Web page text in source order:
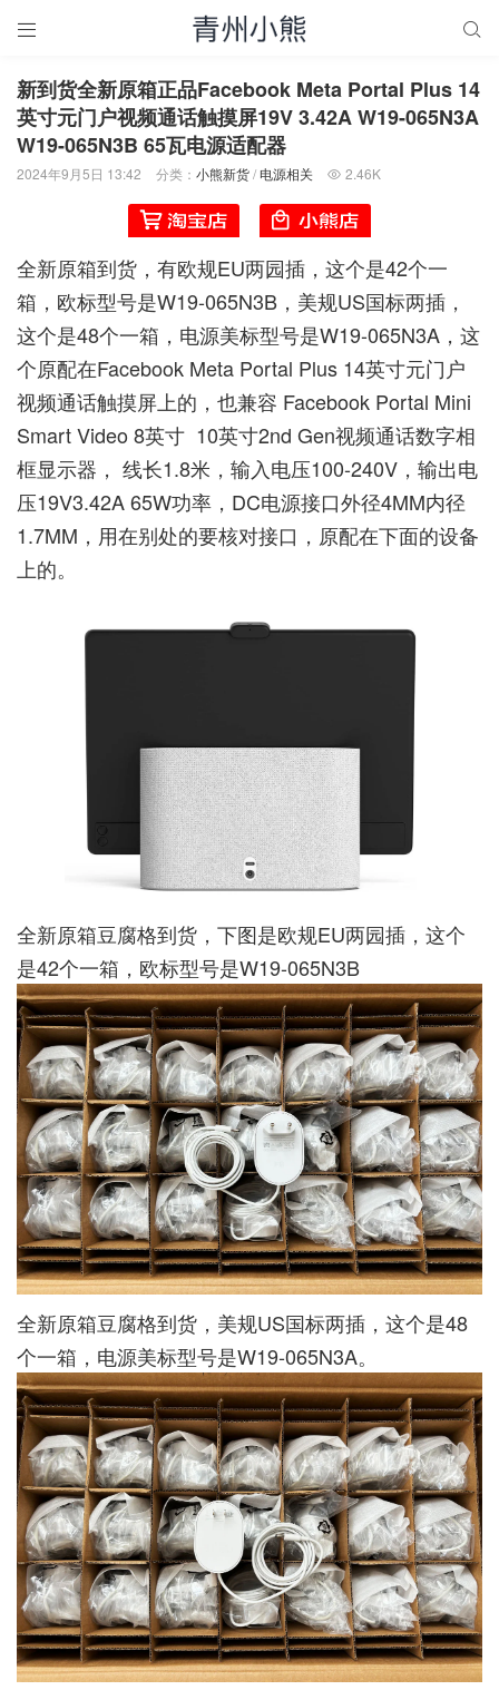
 
新到货全新原箱正品Facebook Meta Portal Plus 14
英寸元门户视频通话触摸屏19V 3.42A W19-065N3A
W19-065N3B 65瓦电源适配器
2024年9月5日 13:42 分类： 小熊新货/ 电源相关  2.46K
全新原箱到货，有欧规EU两园插，这个是42个一
箱，欧标型号是W19-065N3B，美规US国标两插，
这个是48个一箱，电源美标型号是W19-065N3A，这
个原配在Facebook Meta Portal Plus 14英寸元门户
视频通话触摸屏上的，也兼容 Facebook Portal Mini
Smart Video 8英寸 10英寸2nd Gen视频通话数字相
框显示器， 线长1.8米，输入电压100-240V，输出电
压19V3.42A 65W功率，DC电源接口外径4MM内径
1.7MM，用在别处的要核对接口，原配在下面的设备
上的。
全新原箱豆腐格到货，下图是欧规EU两园插，这个
是42个一箱，欧标型号是W19-065N3B
全新原箱豆腐格到货，美规US国标两插，这个是48
个一箱，电源美标型号是W19-065N3A。